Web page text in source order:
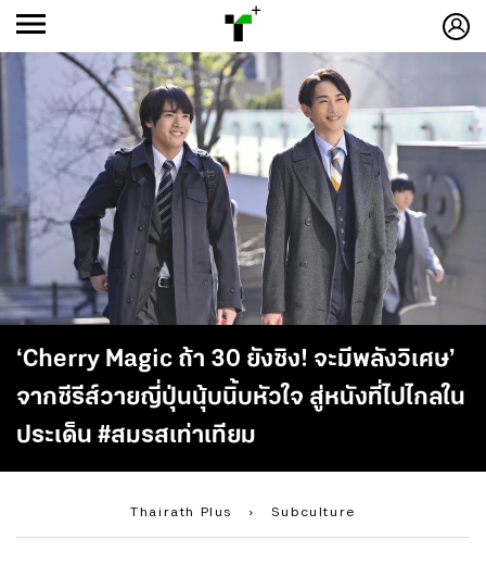
‘Cherry Magic ถ้า 30 ยังซิง! จะมีพลังวิเศษ’
จากซีรีส์วายญี่ปุ่นนุ้บนิ้บหัวใจ สู่หนังที่ไปไกลใน
ประเด็น #สมรสเท่าเทียม
Thairath Plus › Subculture
-ก